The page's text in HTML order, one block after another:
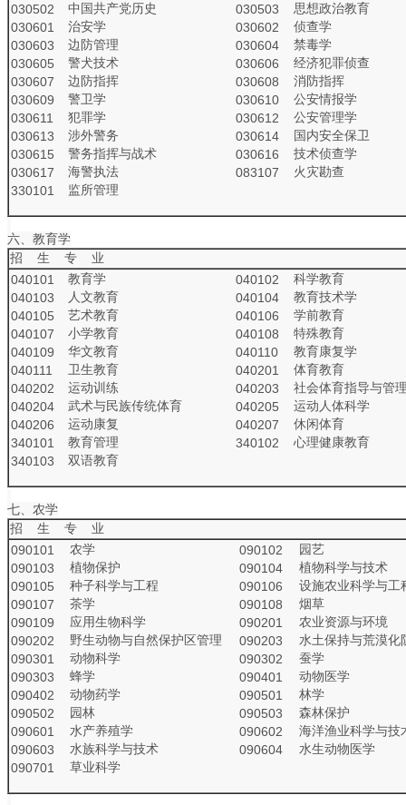
030502
中国共产党历史 030503
思想政治教育
030601
治安学 030602
侦查学
030603
边防管理 030604
禁毒学
030605
警犬技术 030606
经济犯罪侦查
030607
边防指挥 030608
消防指挥
030609
警卫学 030610
公安情报学
030611
犯罪学 030612
公安管理学
030613
涉外警务 030614
国内安全保卫
030615
警务指挥与战术 030616
技术侦查学
030617
海警执法 083107
火灾勘查
330101
监所管理
六、教育学
招 生 专 业
040101
教育学 040102
科学教育
040103
人文教育 040104
教育技术学
040105
艺术教育 040106
学前教育
040107
小学教育 040108
特殊教育
040109
华文教育 040110
教育康复学
040111
卫生教育 040201
体育教育
040202
运动训练 040203
社会体育指导与管
040204
武术与民族传统体育 040205
运动人体科学
040206
运动康复 040207
休闲体育
340101
教育管理 340102
心理健康教育
340103
双语教育
七、农学
招 生 专 业
090101
农学 090102
园艺
090103
植物保护 090104
植物科学与技术
090105
种子科学与工程 090106
设施农业科学与工
090107
茶学 090108
烟草
090109
应用生物科学 090201
农业资源与环境
090202
野生动物与自然保护区管理 090203
水土保持与荒漠化
090301
动物科学 090302
蚕学
090303
蜂学 090401
动物医学
090402
动物药学 090501
林学
090502
园林 090503
森林保护
090601
水产养殖学 090602
海洋渔业科学与技
090603
水族科学与技术 090604
水生动物医学
090701
草业科学